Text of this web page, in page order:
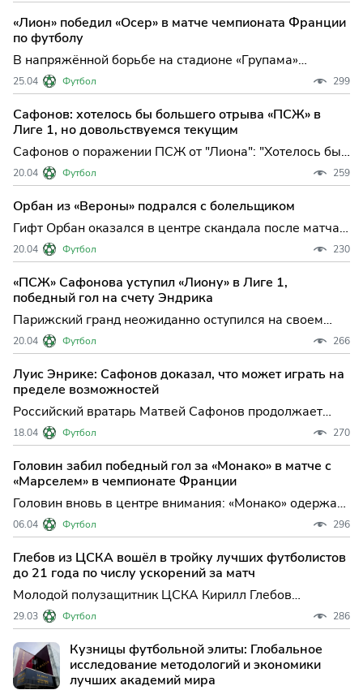
на звание лучшего вратаря чемпионата Франции. Это
решение вызвало вопросы у болельщиков и
экспертов, учитыв
«Лион» победил «Осер» в матче чемпионата Франции
по футболу
В напряжённой борьбе на стадионе «Групама»
футболисты «Лиона» вырвали важнейшую победу над
«Осером» в рамках 31-го тура Лиги 1, укрепив свои
позиции в верхней части турнирной таблицы и
продолжив впечатляющую победную серию. Матч
завершился со счёто
25.04 Футбол 299
Сафонов: хотелось бы большего отрыва «ПСЖ» в
Лиге 1, но довольствуемся текущим
Сафонов о поражении ПСЖ от "Лиона": "Хотелось бы
большего отрыва, но задача — побеждать в каждом
матче" Парижский "ПСЖ" оказался в непростой
турнирной ситуации на финише сезона: поражение от
"Лиона" дома со счетом 1:2 не только прервало
удачную се
20.04 Футбол 259
Орбан из «Вероны» подрался с болельщиком
Гифт Орбан оказался в центре скандала после матча
"Вероны" с "Миланом": конфликт с болельщиком
привел к потасовке у стадиона Вечер воскресенья для
"Вероны" завершился не только поражением от
"Милана" в 33-м туре Серии А, но и резонансным
инциденто
20.04 Футбол 230
«ПСЖ» Сафонова уступил «Лиону» в Лиге 1,
победный гол на счету Эндрика
Парижский гранд неожиданно оступился на своем
поле: в центральном матче 30-го тура Лиги 1 «Пари
Сен-Жермен» уступил «Лиону» и вновь обострил
интригу в борьбе за чемпионство. Вечер на «Парк де
Пренс» начался для хозяев с холодного душа — уже
на 6-й
20.04 Футбол 266
Луис Энрике: Сафонов доказал, что может играть на
пределе возможностей
Российский вратарь Матвей Сафонов продолжает
доказывать свою значимость для "Пари Сен-Жермен"
в самом престижном клубном турнире Европы. После
впечатляющего выступления в ответном
четвертьфинальном матче Лиги чемпионов против
"Ливерпуля", где Сафонов
18.04 Футбол 270
Головин забил победный гол за «Монако» в матче с
«Марселем» в чемпионате Франции
Головин вновь в центре внимания: «Монако» одержал
волевую победу над «Марселем» и продолжил
впечатляющую победную серию в Лиге 1 В одном из
центральных матчей 28-го тура чемпионата Франции
по футболу «Монако» на своем поле оказался сильнее
«Марсел
06.04 Футбол 296
Глебов из ЦСКА вошёл в тройку лучших футболистов
до 21 года по числу ускорений за матч
Молодой полузащитник ЦСКА Кирилл Глебов
продолжает привлекать внимание европейских
аналитиков: по данным Международного центра
спортивных исследований в футболе (CIES), 20-летний
армеец вошел в тройку лучших по числу ускорений за
матч среди игроков д
29.03 Футбол 286
Кузницы футбольной элиты: Глобальное
исследование методологий и экономики
лучших академий мира